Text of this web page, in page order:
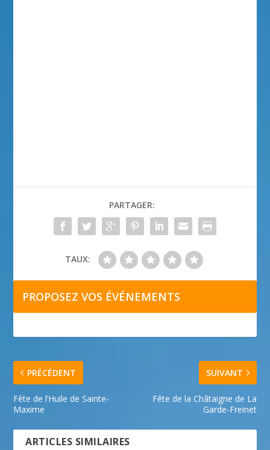
PARTAGER:
TAUX:
PROPOSEZ VOS ÉVÉNEMENTS
PRÉCÉDENT
Fête de l’Huile de Sainte-
Maxime
SUIVANT
Fête de la Châtaigne de La
Garde-Freinet
ARTICLES SIMILAIRES